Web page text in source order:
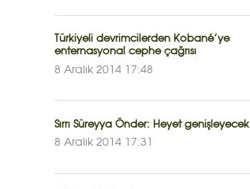
Türkiyeli devrimcilerden Kobané’ye
enternasyonal cephe çağrısı
8 Aralık 2014 17:48
Sırrı Süreyya Önder: Heyet genişleyecek
8 Aralık 2014 17:31